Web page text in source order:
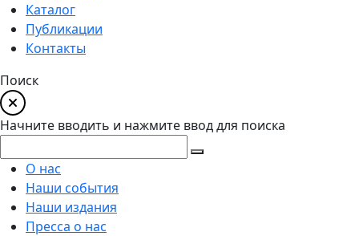
Каталог
Публикации
Контакты
Поиск
Начните вводить и нажмите ввод для поиска
О нас
Наши события
Наши издания
Пресса о нас